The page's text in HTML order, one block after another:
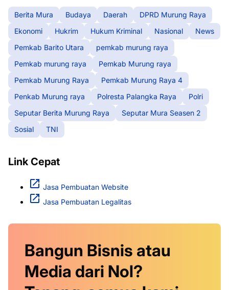
Berita Mura Budaya Daerah
DPRD Murung Raya
Ekonomi
Hukrim Hukum Kriminal Nasional
News
Pemkab Barito Utara
pemkab murung raya
Pemkab murung raya
Pemkab Murung raya
Pemkab Murung Raya
Pemkab Murung Raya 4
Penkab Murung raya
Polresta Palangka Raya
Polri
Seputar Berita Murung Raya
Seputar Mura Seasen 2
Sosial
TNI
Link Cepat
Jasa Pembuatan Website
Jasa Pembuatan Legalitas
Bangun Bisnis atau
Media dari Nol?